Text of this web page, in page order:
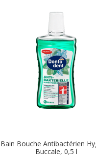
Bain Bouche Antibactérien
Buccale, 0,5 l